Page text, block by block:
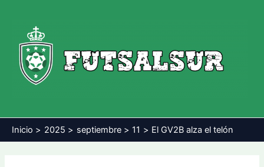
contenido
Inicio 2025 septiembre 11 El GV2B alza el telón